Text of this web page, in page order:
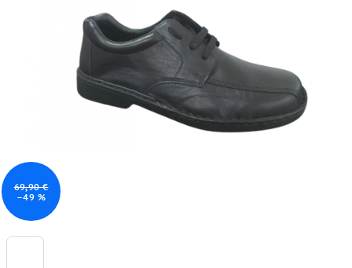
69,90 €
–49 %